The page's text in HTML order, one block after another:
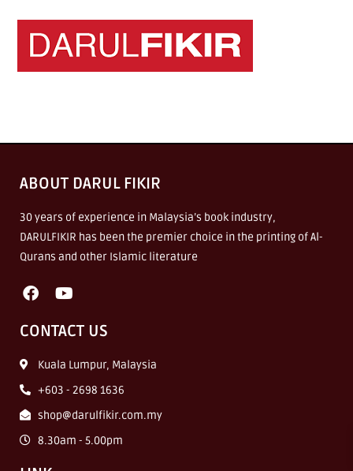
ABOUT DARUL FIKIR
30 years of experience in Malaysia’s book industry,
DARULFIKIR has been the premier choice in the printing of Al-
Qurans and other Islamic literature
CONTACT US
Kuala Lumpur, Malaysia
+603 - 2698 1636
shop@darulfikir.com.my
8.30am - 5.00pm